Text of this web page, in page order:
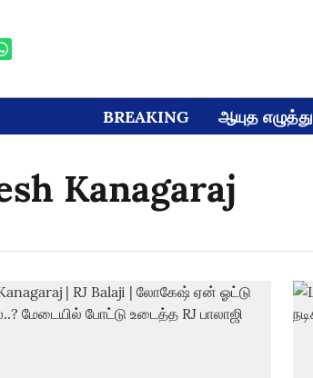
BREAKING ஆயுத எழுத்து
Kanagaraj